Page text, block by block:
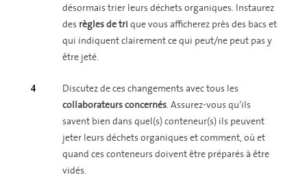
désormais trier leurs déchets organiques. Instaurez
des règles de tri que vous afficherez près des bacs et
qui indiquent clairement ce qui peut/ne peut pas y
être jeté.
Discutez de ces changements avec tous les
collaborateurs concernés. Assurez-vous qu’ils
savent bien dans quel(s) conteneur(s) ils peuvent
jeter leurs déchets organiques et comment, où et
quand ces conteneurs doivent être préparés à être
vidés.